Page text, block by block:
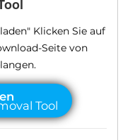
Klicken Sie auf
Seite von